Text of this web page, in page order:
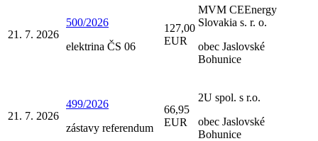
21. 7. 2026
500/2026
elektrina ČS 06
127,00
EUR
MVM CEEnergy
Slovakia s. r. o.
obec Jaslovské
Bohunice
21. 7. 2026
499/2026
zástavy referendum
66,95
EUR
2U spol. s r.o.
obec Jaslovské
Bohunice